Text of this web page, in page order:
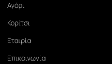
Αγόρι
Κορίτσι
Εταιρία
Επικοινωνία